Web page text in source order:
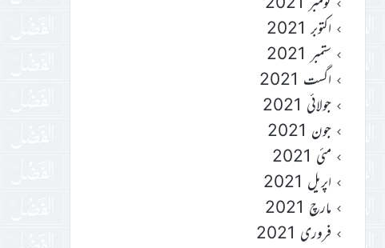
اکتوبر 2021
ستمبر 2021
اگست 2021
جولائی 2021
جون 2021
مئی 2021
اپریل 2021
مارچ 2021
فروری 2021